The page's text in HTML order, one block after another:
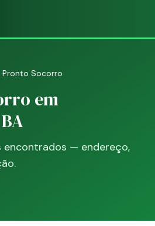
Pronto Socorro
em
encontrados — endereço,